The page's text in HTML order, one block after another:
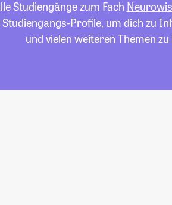
Studiengänge zum Fach
Studiengangs-Profile, um dich zu
und vielen weiteren Themen